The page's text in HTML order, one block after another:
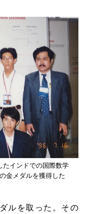
たインドでの国際数学
金メダルを獲得した
ルを取った。その